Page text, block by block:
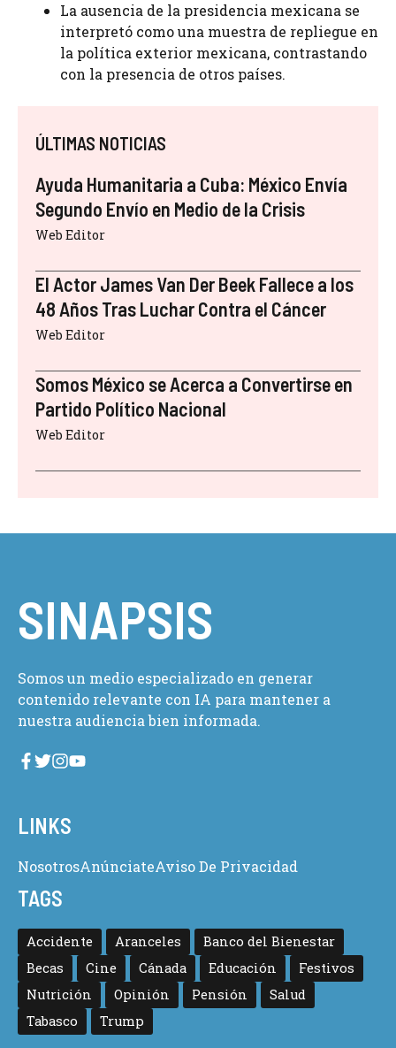
La ausencia de la presidencia mexicana se
interpretó como una muestra de repliegue en
la política exterior mexicana, contrastando
con la presencia de otros países.
ÚLTIMAS NOTICIAS
Ayuda Humanitaria a Cuba: México Envía
Segundo Envío en Medio de la Crisis
Web Editor
El Actor James Van Der Beek Fallece a los
48 Años Tras Luchar Contra el Cáncer
Web Editor
Somos México se Acerca a Convertirse en
Partido Político Nacional
Web Editor
SINAPSIS
Somos un medio especializado en generar
contenido relevante con IA para mantener a
nuestra audiencia bien informada.
LINKS
NosotrosAnúnciateAviso De Privacidad
TAGS
Accidente Aranceles
Banco del Bienestar
Becas
Cine Cánada Educación
Festivos
Nutrición
Opinión Pensión
Salud
Tabasco
Trump